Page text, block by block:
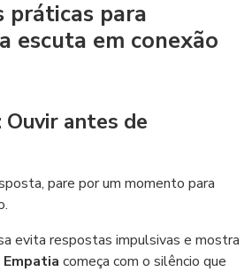
práticas para
escuta em conexão
antes de
pare por um momento para
evita respostas impulsivas e mostra
Empatia começa com o silêncio que